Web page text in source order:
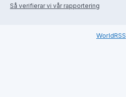
Så verifierar vi vår rapportering
WorldRSS